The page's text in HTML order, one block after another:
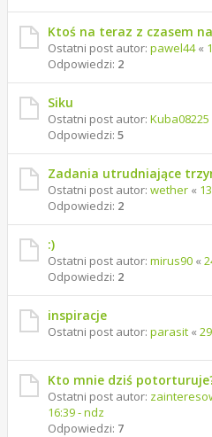
Ktoś na teraz z czasem
Ostatni post autor: pawel44«
Odpowiedzi: 2
Siku
Ostatni post autor: Kuba08225
Odpowiedzi: 5
Zadania utrudniające
Ostatni post autor: wether «
Odpowiedzi: 2
:)
Ostatni post autor: mirus90 «
Odpowiedzi: 2
inspiracje
Ostatni post autor: parasit «
Kto mnie dziś
Ostatni post autor:
16:39 - ndz
Odpowiedzi: 7